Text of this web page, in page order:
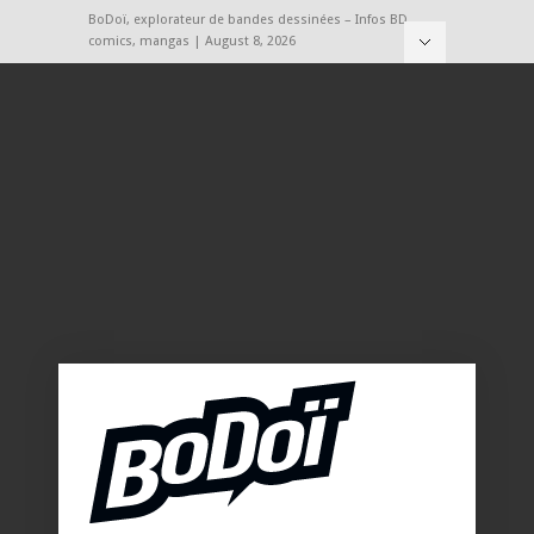
BoDoï, explorateur de bandes dessinées – Infos BD,
comics, mangas | August 8, 2026